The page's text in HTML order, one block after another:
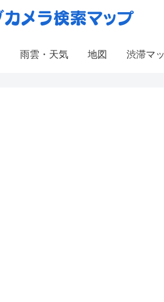
雨雲・天気 地図 渋滞マ